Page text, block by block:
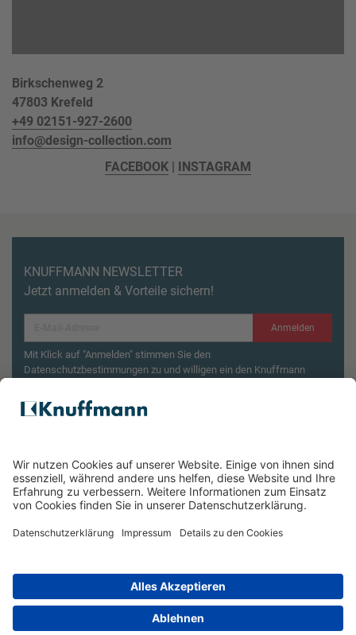
Birkschenweg 2
47803 Krefeld
+49 02151-927-2600
info@design-collection.com
FACEBOOK| INSTAGRAM
KNUFFMANN NEWSLETTER
Jetzt anmelden & Vorteile sichern!
Anmelden
Mit Klick auf "Anmelden" stimmen Sie den
Datenschutzbestimmungen zu und willigen ein den Knuffmann
Aktionsbedingungen¹
Wasserkocher
*Unverbindliche Preisempfehlung des Herstellers